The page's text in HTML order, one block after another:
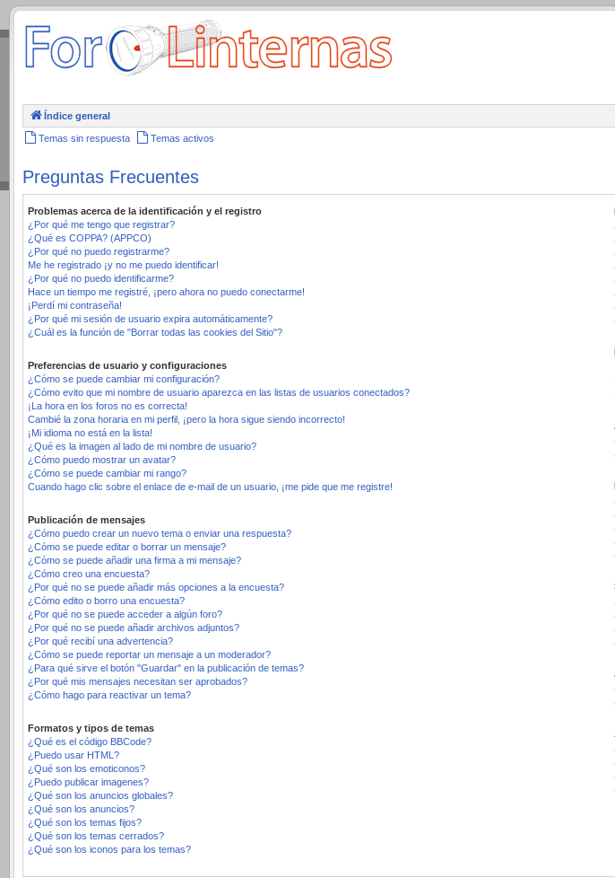
.
Índice general
Temas sin respuesta Temas activos
Preguntas Frecuentes
Problemas acerca de la identificación y el registro
¿Por qué me tengo que registrar?
¿Qué es COPPA? (APPCO)
¿Por qué no puedo registrarme?
Me he registrado ¡y no me puedo identificar!
¿Por qué no puedo identificarme?
Hace un tiempo me registré, ¡pero ahora no puedo conectarme!
¡Perdí mi contraseña!
¿Por qué mi sesión de usuario expira automáticamente?
¿Cuál es la función de "Borrar todas las cookies del Sitio"?
Preferencias de usuario y configuraciones
¿Cómo se puede cambiar mi configuración?
¿Cómo evito que mi nombre de usuario aparezca en las listas de usuarios conectados?
¡La hora en los foros no es correcta!
Cambié la zona horaria en mi perfil, ¡pero la hora sigue siendo incorrecto!
¡Mi idioma no está en la lista!
¿Qué es la imagen al lado de mi nombre de usuario?
¿Cómo puedo mostrar un avatar?
¿Cómo se puede cambiar mi rango?
Cuando hago clic sobre el enlace de e-mail de un usuario, ¡me pide que me registre!
Publicación de mensajes
¿Cómo puedo crear un nuevo tema o enviar una respuesta?
¿Cómo se puede editar o borrar un mensaje?
¿Cómo se puede añadir una firma a mi mensaje?
¿Cómo creo una encuesta?
¿Por qué no se puede añadir más opciones a la encuesta?
¿Cómo edito o borro una encuesta?
¿Por qué no se puede acceder a algún foro?
¿Por qué no se puede añadir archivos adjuntos?
¿Por qué recibí una advertencia?
¿Cómo se puede reportar un mensaje a un moderador?
¿Para qué sirve el botón "Guardar" en la publicación de temas?
¿Por qué mis mensajes necesitan ser aprobados?
¿Cómo hago para reactivar un tema?
Formatos y tipos de temas
¿Qué es el código BBCode?
¿Puedo usar HTML?
¿Qué son los emoticonos?
¿Puedo publicar imagenes?
¿Qué son los anuncios globales?
¿Qué son los anuncios?
¿Qué son los temas fijos?
¿Qué son los temas cerrados?
¿Qué son los iconos para los temas?